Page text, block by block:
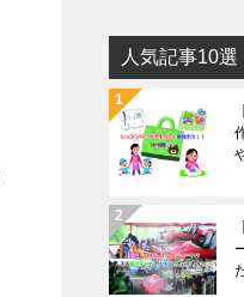
人気記事10選